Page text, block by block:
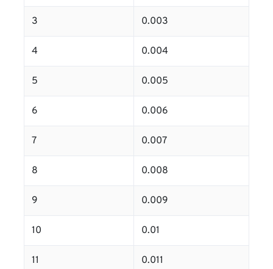
3 0.003
4 0.004
5 0.005
6 0.006
7 0.007
8 0.008
9 0.009
10 0.01
11 0.011